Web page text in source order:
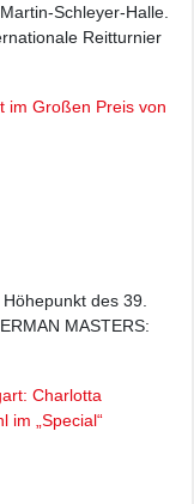
Schleyer-Halle.
Reitturnier
im Großen Preis von
des 39.
MASTERS:
Charlotta
im „Special“